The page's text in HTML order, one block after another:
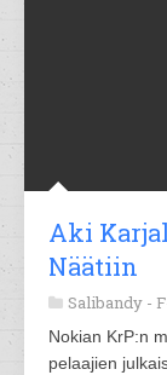
Aki
Näätiin
Salibandy -
Nokian KrP:n
pelaajien